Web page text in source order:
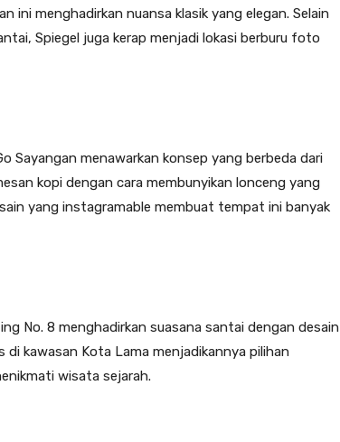
menghadirkan nuansa klasik yang elegan. Selain
Spiegel juga kerap menjadi lokasi berburu foto
Sayangan menawarkan konsep yang berbeda dari
kopi dengan cara membunyikan lonceng yang
yang instagramable membuat tempat ini banyak
No. 8 menghadirkan suasana santai dengan desain
kawasan Kota Lama menjadikannya pilihan
wisata sejarah.